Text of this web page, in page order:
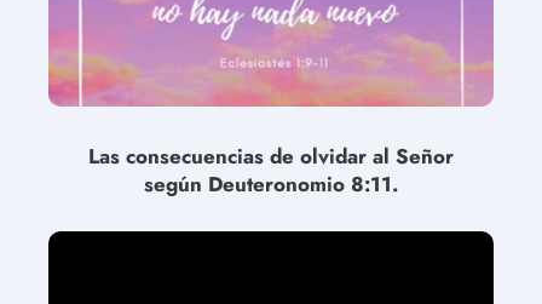
Las consecuencias de olvidar al Señor
según Deuteronomio 8:11.